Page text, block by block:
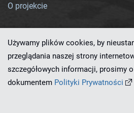
O projekcie
Ten serwis działa dzięki
Używamy plików cookies, by
przeglądania naszej strony
szczegółowych informacji, prosimy
dokumentem Polityki Prywatności